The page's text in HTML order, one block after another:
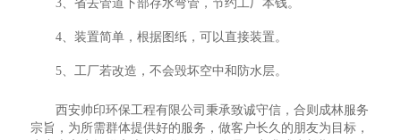
3、省去管道下部存水弯管，节约工厂本钱。
4、装置简单，根据图纸，可以直接装置。
5、工厂若改造，不会毁坏空中和防水层。
西安帅印环保工程有限公司秉承致诚守信，合则成林服务
宗旨，为所需群体提供好的服务，做客户长久的朋友为目标，